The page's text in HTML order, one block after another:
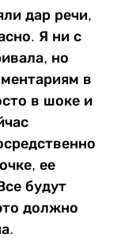
дар речи,
Я ни с
но
в
в шоке и
ее
будут
должно